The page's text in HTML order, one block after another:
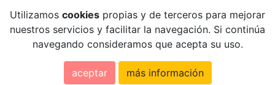
Utilizamos cookies propias y de terceros para mejorar
nuestros servicios y facilitar la navegación. Si continúa
navegando consideramos que acepta su uso.
aceptar más información